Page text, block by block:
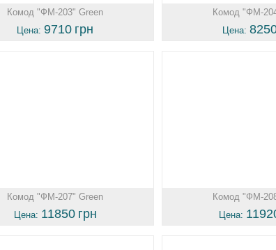
Комод "ФМ-203" Green
Цена:9710 грн
Комод "ФМ-
Цена:
Комод "ФМ-207" Green
Цена: 11850 грн
Комод "ФМ-
Цена: